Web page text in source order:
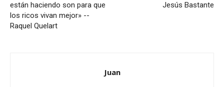
están haciendo son para que
los ricos vivan mejor» --
Raquel Quelart
Jesús Bastante
Juan